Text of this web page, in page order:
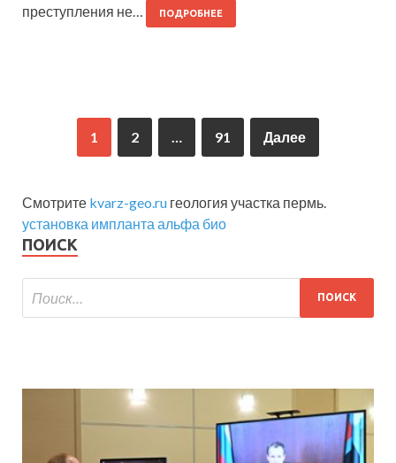
преступления не… ПОДРОБНЕЕ
1 2 … 91 Далее
Смотрите kvarz-geo.ru геология участка пермь.
установка импланта альфа био
ПОИСК